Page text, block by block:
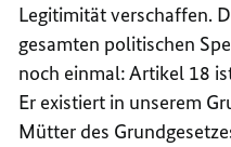
Legitimität verschaffen.
gesamten politischen
noch einmal: Artikel 18
Er existiert in unserem
Mütter des